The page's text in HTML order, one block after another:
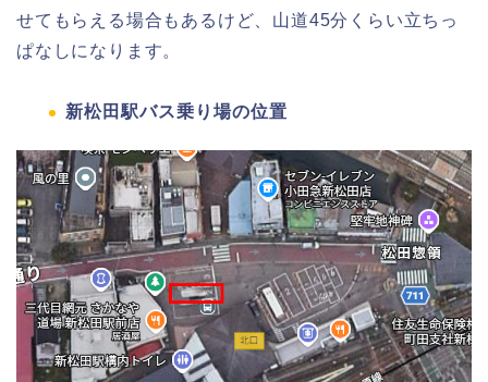
せてもらえる場合もあるけど、山道45分くらい立ちっ
ぱなしになります。
新松田駅バス乗り場の位置